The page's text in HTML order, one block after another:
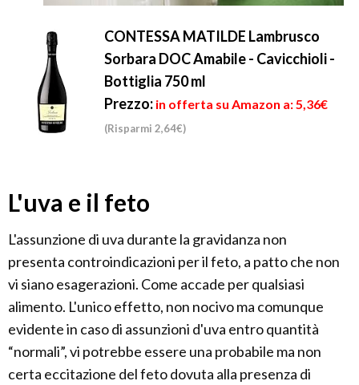
CONTESSA MATILDE Lambrusco
Sorbara DOC Amabile - Cavicchioli -
Bottiglia 750 ml
Prezzo: in offerta su Amazon a: 5,36€
(Risparmi 2,64€)
L'uva e il feto
L'assunzione di uva durante la gravidanza non
presenta controindicazioni per il feto, a patto che non
vi siano esagerazioni. Come accade per qualsiasi
alimento. L'unico effetto, non nocivo ma comunque
evidente in caso di assunzioni d'uva entro quantità
“normali”, vi potrebbe essere una probabile ma non
certa eccitazione del feto dovuta alla presenza di